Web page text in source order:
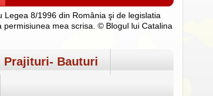
8/1996 din România şi de legislatia
mea scrisa. © Blogul lui Catalina
Prajituri- Bauturi